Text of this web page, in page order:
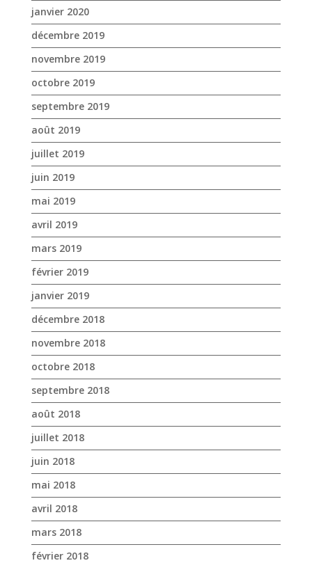
janvier 2020
décembre 2019
novembre 2019
octobre 2019
septembre 2019
août 2019
juillet 2019
juin 2019
mai 2019
avril 2019
mars 2019
février 2019
janvier 2019
décembre 2018
novembre 2018
octobre 2018
septembre 2018
août 2018
juillet 2018
juin 2018
mai 2018
avril 2018
mars 2018
février 2018